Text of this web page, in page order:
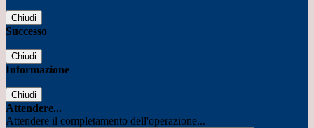
Chiudi
Successo
Chiudi
Informazione
Chiudi
Attendere...
Attendere il completamento dell'operazione...